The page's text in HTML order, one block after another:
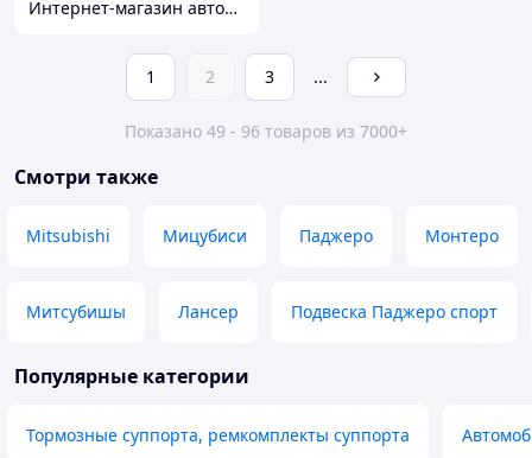
Интернет-магазин автозапчастей Parts-shop.kz
1 2 3 ...
Показано 49 - 96 товаров из 7000+
Смотри также
Mitsubishi Мицубиси Паджеро Монтеро
Митсубишы Лансер Подвеска Паджеро спорт
Популярные категории
Тормозные суппорта, ремкомплекты суппорта